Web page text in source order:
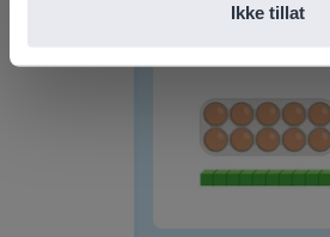
Ikke tillat
plassverdiblokker